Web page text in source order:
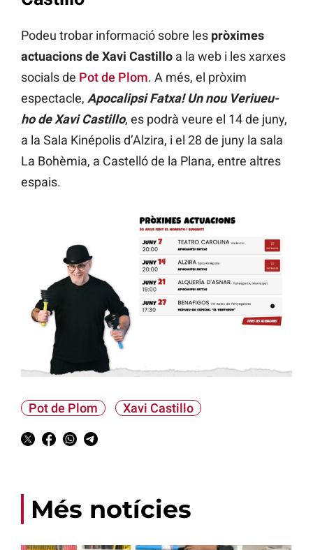
Podeu trobar informació sobre les pròximes
actuacions de Xavi Castillo a la web i les xarxes
socials de Pot de Plom. A més, el pròxim
espectacle, Apocalipsi Fatxa! Un nou Veriueu-
ho de Xavi Castillo, es podrà veure el 14 de juny,
a la Sala Kinépolis d’Alzira, i el 28 de juny la sala
La Bohèmia, a Castelló de la Plana, entre altres
espais.
Pot de Plom Xavi Castillo
Més notícies